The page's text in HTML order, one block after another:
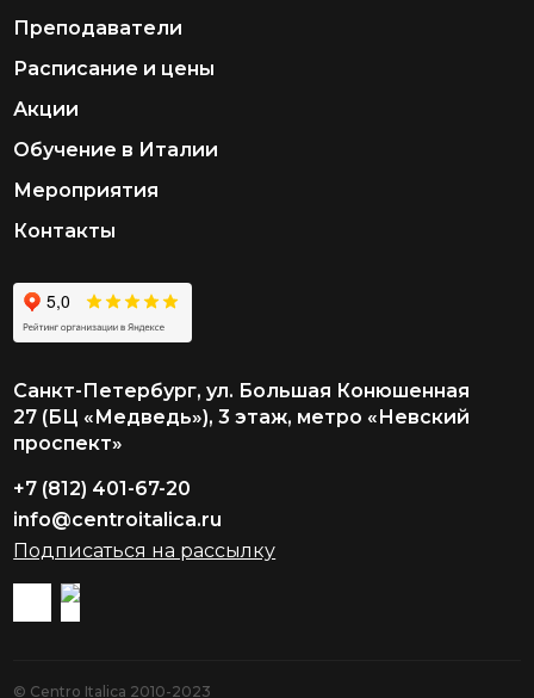
Преподаватели
Расписание и цены
Акции
Обучение в Италии
Мероприятия
Контакты
Санкт-Петербург, ул. Большая Конюшенная
27 (БЦ «Медведь»), 3 этаж, метро «Невский
проспект»
+7 (812) 401-67-20
info@centroitalica.ru
Подписаться на рассылку
© Centro Italica 2010-2023